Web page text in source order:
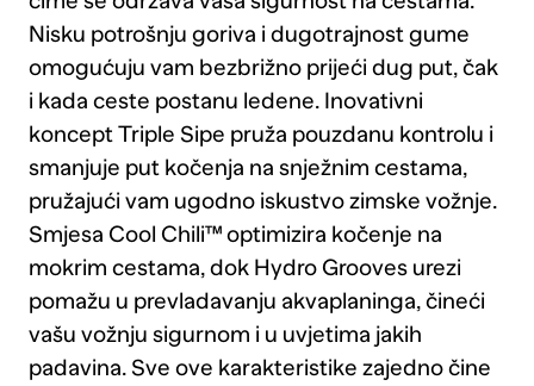
Nisku potrošnju goriva i dugotrajnost gume
omogućuju vam bezbrižno prijeći dug put, čak
i kada ceste postanu ledene. Inovativni
koncept Triple Sipe pruža pouzdanu kontrolu i
smanjuje put kočenja na snježnim cestama,
pružajući vam ugodno iskustvo zimske vožnje.
Smjesa Cool Chili™ optimizira kočenje na
mokrim cestama, dok Hydro Grooves urezi
pomažu u prevladavanju akvaplaninga, čineći
vašu vožnju sigurnom i u uvjetima jakih
padavina. Sve ove karakteristike zajedno čine